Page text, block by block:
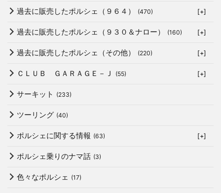
過去に販売したポルシェ（９６４） (470) [+]
過去に販売したポルシェ（９３０＆ナロー） (160) [+]
過去に販売したポルシェ（その他） (220) [+]
ＣＬＵＢ ＧＡＲＡＧＥ－Ｊ (55) [+]
サーキット (233)
ツーリング (40)
ポルシェに関する情報 (63) [+]
ポルシェ乗りのナマ話 (3)
色々なポルシェ (17)